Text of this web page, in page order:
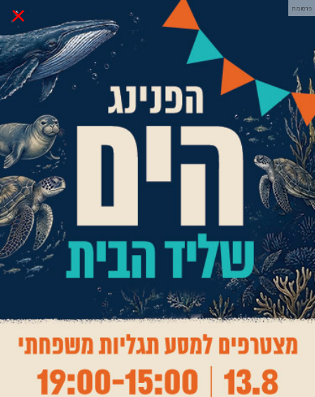
× פרסומת